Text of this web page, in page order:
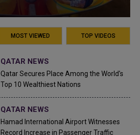
MOST VIEWED TOP VIDEOS
QATAR NEWS
Qatar Secures Place Among the World's
Top 10 Wealthiest Nations
QATAR NEWS
Hamad International Airport Witnesses
Record Increase in Passenger Traffic